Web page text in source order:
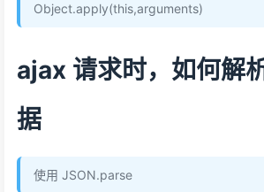
Object.apply(this,arguments)
ajax 请求时，如何解
据
使用 JSON.parse